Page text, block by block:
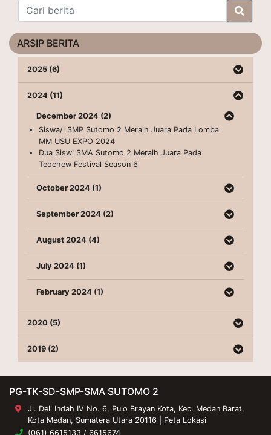
ARSIP BERITA
2025 (6)
2024 (11)
December 2024 (2)
Siswa/i SMP Sutomo 2 Meraih Juara Pada Lomba
MM USU EXPO 2024
Dua Siswi SMA Sutomo 2 Meraih Juara Pada
Teochew Festival Season 6
October 2024 (1)
September 2024 (2)
August 2024 (4)
July 2024 (1)
February 2024 (1)
2020 (5)
2019 (2)
PG-TK-SD-SMP-SMA SUTOMO 2
Jl. Deli Indah IV No. 6, Pulo Brayan Kota, Kec. Medan Barat,
Kota Medan, Sumatera Utara 20116 | Peta Lokasi
(061) 6615133 / 6615674